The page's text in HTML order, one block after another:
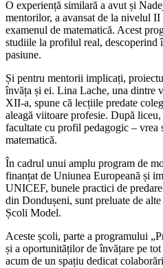
O experiență similară a avut și
mentorilor, a avansat de la nivelul
examenul de matematică. Acest
studiile la profilul real, descoperind
pasiune.
Și pentru mentorii implicați,
învăța și ei. Lina Lache, una dintre
XII-a, spune că lecțiile predate
aleagă viitoare profesie. După
facultate cu profil pedagogic – vrea
matematică.
În cadrul unui amplu program de
finanțat de Uniunea Europeană și
UNICEF, bunele practici de
din Dondușeni, sunt preluate de
Școli Model.
Aceste școli, parte a programului
și a oportunităților de învățare pe
acum de un spațiu dedicat